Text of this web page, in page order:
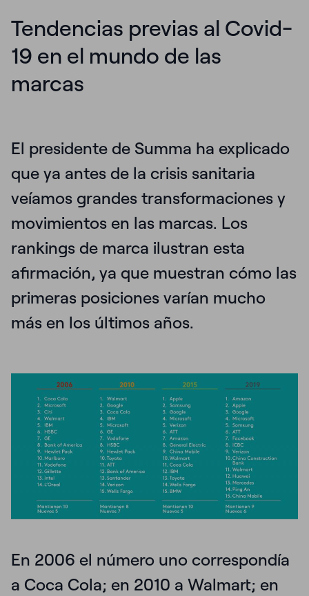
Tendencias previas al Covid-
19 en el mundo de las
marcas
El presidente de Summa ha explicado
que ya antes de la crisis sanitaria
veíamos grandes transformaciones y
movimientos en las marcas. Los
rankings de marca ilustran esta
afirmación, ya que muestran cómo las
primeras posiciones varían mucho
más en los últimos años.
En 2006 el número uno correspondía
a Coca Cola; en 2010 a Walmart; en